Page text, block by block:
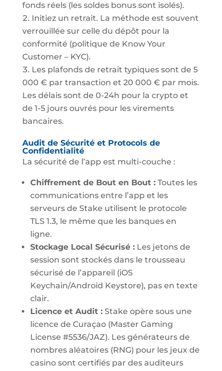
fonds réels (les soldes bonus sont isolés).
Initiez un retrait. La méthode est souvent
verrouillée sur celle du dépôt pour la
conformité (politique de Know Your
Customer – KYC).
Les plafonds de retrait typiques sont de 5
000 € par transaction et 20 000 € par mois.
Les délais sont de 0-24h pour la crypto et
de 1-5 jours ouvrés pour les virements
bancaires.
Audit de Sécurité et Protocols de
Confidentialité
La sécurité de l’app est multi-couche :
Chiffrement de Bout en Bout :Toutes les
communications entre l’app et les
serveurs de Stake utilisent le protocole
TLS 1.3, le même que les banques en
ligne.
Stockage Local Sécurisé :Les jetons de
session sont stockés dans le trousseau
sécurisé de l’appareil (iOS
Keychain/Android Keystore), pas en texte
clair.
Licence et Audit :Stake opère sous une
licence de Curaçao (Master Gaming
License #5536/JAZ). Les générateurs de
nombres aléatoires (RNG) pour les jeux de
casino sont certifiés par des auditeurs